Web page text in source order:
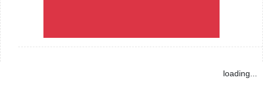
loading...